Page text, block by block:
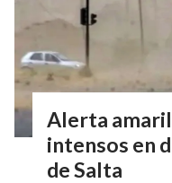
Alerta
intensos en
de Salta